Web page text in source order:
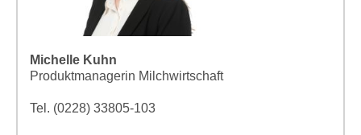
Michelle Kuhn
Produktmanagerin Milchwirtschaft
Tel. (0228) 33805-103